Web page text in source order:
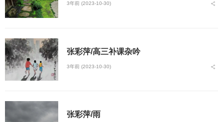
3年前 (2023-10-30)
张彩萍/高三补课杂吟
3年前 (2023-10-30)
张彩萍/雨